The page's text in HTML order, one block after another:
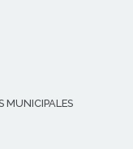
MUNICIPALES